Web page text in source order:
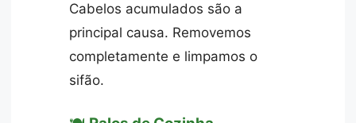
Cabelos acumulados são a
principal causa. Removemos
completamente e limpamos o
sifão.